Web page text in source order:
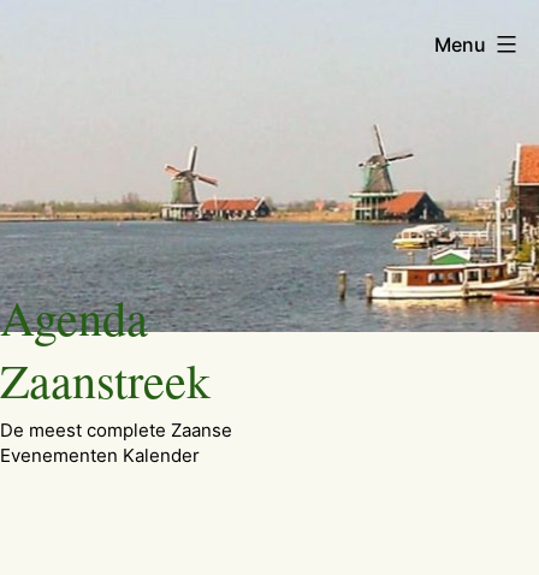
Ga
naar
de
inhoud
Agenda
Zaanstreek
De meest complete Zaanse
Evenementen Kalender
Menu